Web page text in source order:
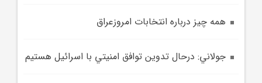
همه چيز درباره انتخابات امروزعراق
جولاني: درحال تدوين توافق امنيتي با اسرائيل هستيم